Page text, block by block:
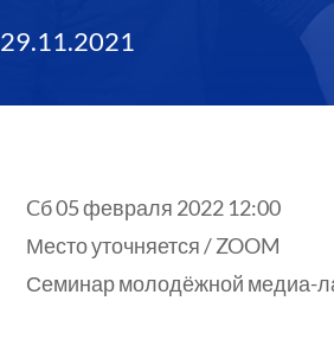
29.11.2021
Cб 05 февраля 2022 12:00
Место уточняется / ZOOM
Семинар молодёжной медиа-